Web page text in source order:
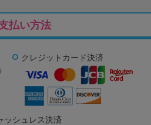
払い方法
クレジットカード決済
ッシュレス決済